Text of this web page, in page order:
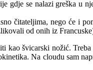
gdje se nalazi greška u
čitateljima, nego će i
od onih iz
švicarski nožić.
Na cloudu sam